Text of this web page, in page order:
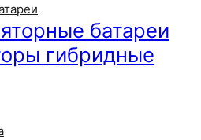
батареи
гибридные